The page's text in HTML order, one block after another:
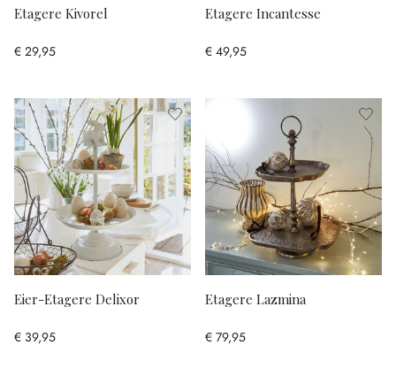
Etagere Kivorel
€ 29,95
Etagere Incantesse
€ 49,95
Eier-Etagere Delixor
€ 39,95
Etagere Lazmina
€ 79,95